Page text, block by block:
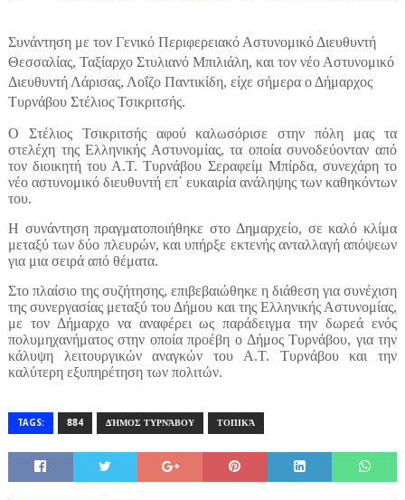
Συνάντηση με τον Γενικό Περιφερειακό Αστυνομικό Διευθυντή
Θεσσαλίας, Ταξίαρχο Στυλιανό Μπιλιάλη, και τον νέο Αστυνομικό
Διευθυντή Λάρισας, Λοΐζο Παντικίδη, είχε σήμερα ο Δήμαρχος
Τυρνάβου Στέλιος Τσικριτσής.
Ο Στέλιος Τσικριτσής αφού καλωσόρισε στην πόλη μας τα
στελέχη της Ελληνικής Αστυνομίας, τα οποία συνοδεύονταν από
τον διοικητή του Α.Τ. Τυρνάβου Σεραφείμ Μπίρδα, συνεχάρη το
νέο αστυνομικό διευθυντή επ΄ ευκαιρία ανάληψης των καθηκόντων
του.
Η συνάντηση πραγματοποιήθηκε στο Δημαρχείο, σε καλό κλίμα
μεταξύ των δύο πλευρών, και υπήρξε εκτενής ανταλλαγή απόψεων
για μια σειρά από θέματα.
Στο πλαίσιο της συζήτησης, επιβεβαιώθηκε η διάθεση για συνέχιση
της συνεργασίας μεταξύ του Δήμου και της Ελληνικής Αστυνομίας,
με τον Δήμαρχο να αναφέρει ως παράδειγμα την δωρεά ενός
πολυμηχανήματος στην οποία προέβη ο Δήμος Τυρνάβου, για την
κάλυψη λειτουργικών αναγκών του Α.Τ. Τυρνάβου και την
καλύτερη εξυπηρέτηση των πολιτών.
TAGS: 884 ΔΉΜΟΣ ΤΥΡΝΆΒΟΥ ΤΟΠΙΚΆ